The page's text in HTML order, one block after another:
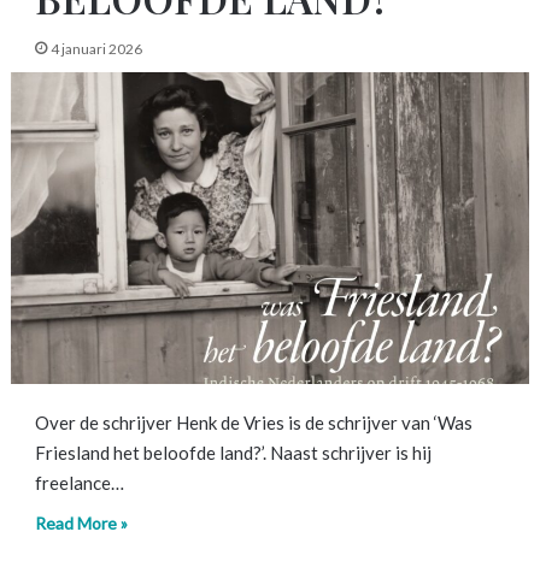
4 januari 2026
Over de schrijver Henk de Vries is de schrijver van ‘Was
Friesland het beloofde land?’. Naast schrijver is hij
freelance…
Read More »